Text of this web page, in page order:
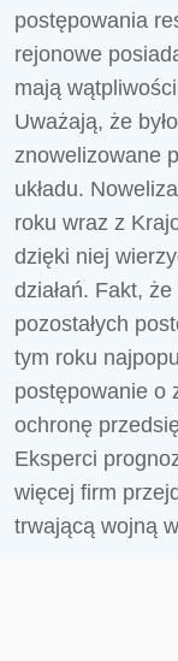
postępowania
rejonowe
mają
Uważają, że
znowelizowane
układu.
roku wraz z
dzięki niej
działań. Fakt,
pozostałych
tym roku
postępowanie o
ochronę
Eksperci
więcej firm
trwającą wojną